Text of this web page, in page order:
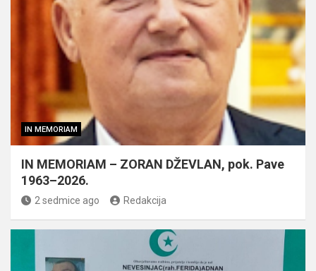
IN MEMORIAM
IN MEMORIAM – ZORAN DŽEVLAN, pok. Pave
1963–2026.
2 sedmice ago Redakcija